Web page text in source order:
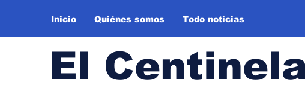
Inicio Quiénes somos Todo noticias
El